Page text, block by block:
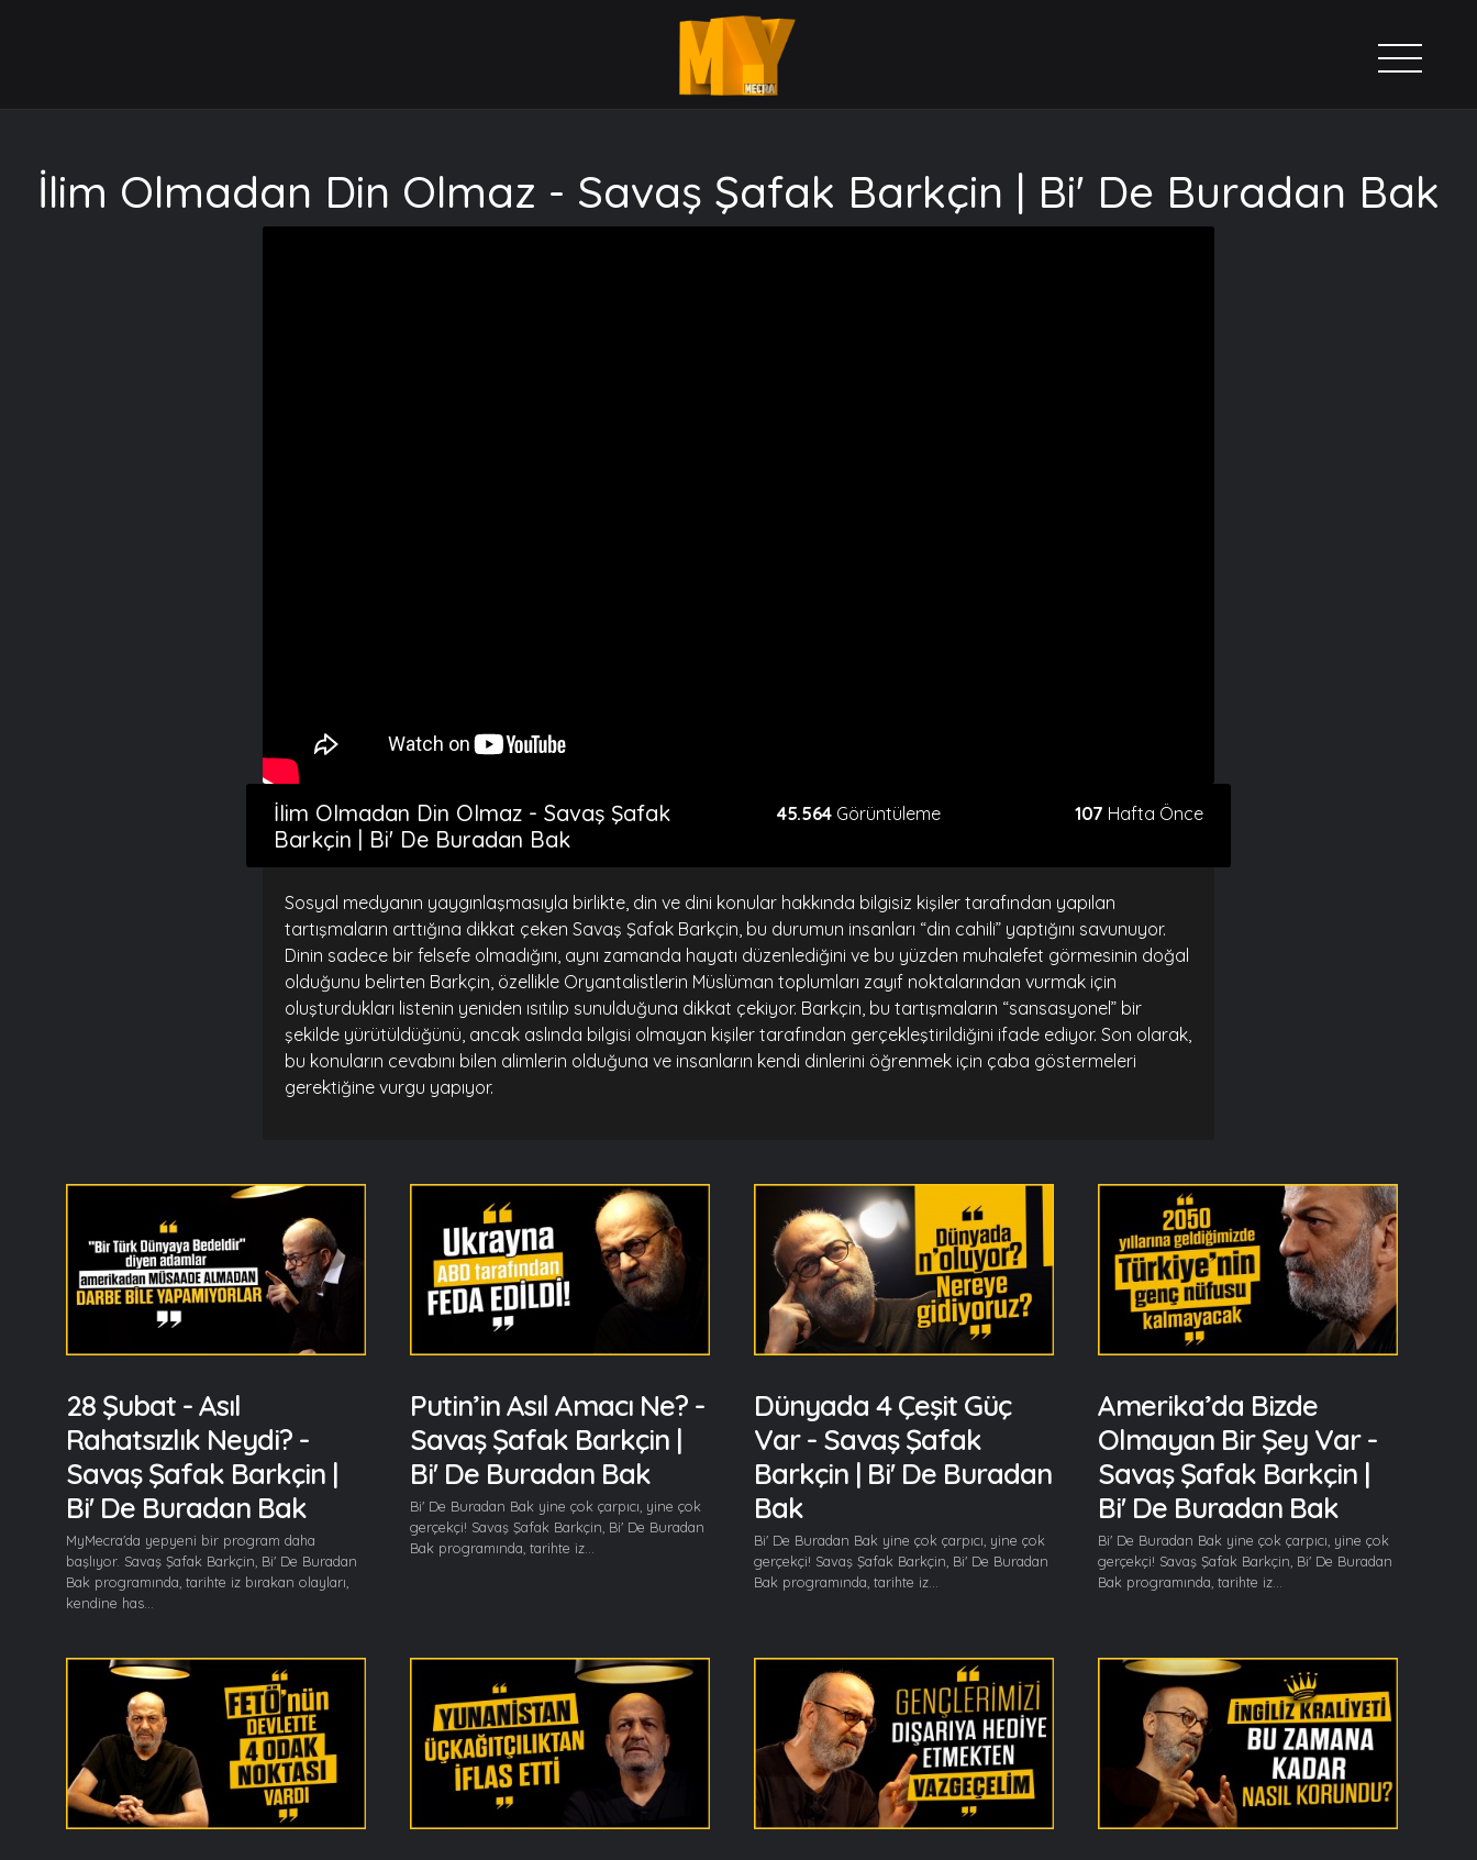
İlim Olmadan Din Olmaz - Savaş Şafak Barkçin | Bi' De Buradan Bak
İlim Olmadan Din Olmaz - Savaş Şafak
Barkçin | Bi' De Buradan Bak
45.564 Görüntüleme 107 Hafta Önce
Sosyal medyanın yaygınlaşmasıyla birlikte, din ve dini konular hakkında bilgisiz kişiler tarafından yapılan
tartışmaların arttığına dikkat çeken Savaş Şafak Barkçin, bu durumun insanları “din cahili” yaptığını savunuyor.
Dinin sadece bir felsefe olmadığını, aynı zamanda hayatı düzenlediğini ve bu yüzden muhalefet görmesinin doğal
olduğunu belirten Barkçin, özellikle Oryantalistlerin Müslüman toplumları zayıf noktalarından vurmak için
oluşturdukları listenin yeniden ısıtılıp sunulduğuna dikkat çekiyor. Barkçin, bu tartışmaların “sansasyonel” bir
şekilde yürütüldüğünü, ancak aslında bilgisi olmayan kişiler tarafından gerçekleştirildiğini ifade ediyor. Son olarak,
bu konuların cevabını bilen alimlerin olduğuna ve insanların kendi dinlerini öğrenmek için çaba göstermeleri
gerektiğine vurgu yapıyor.
28 Şubat - Asıl
Rahatsızlık Neydi? -
Savaş Şafak Barkçin |
Bi' De Buradan Bak
MyMecra'da yepyeni bir program daha
başlıyor. Savaş Şafak Barkçin, Bi' De Buradan
Bak programında, tarihte iz bırakan olayları,
kendine has...
Putin’in Asıl Amacı Ne? -
Savaş Şafak Barkçin |
Bi' De Buradan Bak
Bi' De Buradan Bak yine çok çarpıcı, yine çok
gerçekçi! Savaş Şafak Barkçin, Bi' De Buradan
Bak programında, tarihte iz...
Dünyada 4 Çeşit Güç
Var - Savaş Şafak
Barkçin | Bi' De Buradan
Bak
Bi' De Buradan Bak yine çok çarpıcı, yine çok
gerçekçi! Savaş Şafak Barkçin, Bi' De Buradan
Bak programında, tarihte iz...
Amerika’da Bizde
Olmayan Bir Şey Var -
Savaş Şafak Barkçin |
Bi' De Buradan Bak
Bi' De Buradan Bak yine çok çarpıcı, yine çok
gerçekçi! Savaş Şafak Barkçin, Bi' De Buradan
Bak programında, tarihte iz...